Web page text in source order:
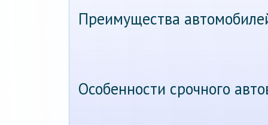
Преимущества
Особенности срочного